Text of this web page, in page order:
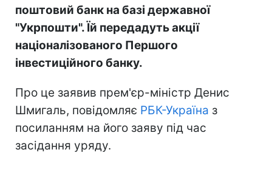
поштовий банк на базі державної
"Укрпошти". Їй передадуть акції
націоналізованого Першого
інвестиційного банку.
Про це заявив прем'єр-міністр Денис
Шмигаль, повідомляє РБК-Україна з
посиланням на його заяву під час
засідання уряду.